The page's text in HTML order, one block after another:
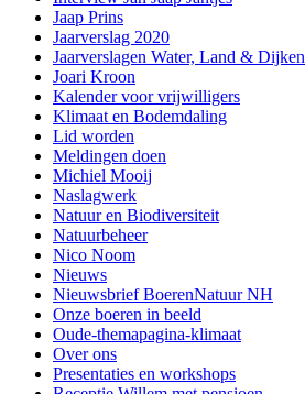
Jaap Prins
Jaarverslag 2020
Jaarverslagen Water, Land & Dijken
Joari Kroon
Kalender voor vrijwilligers
Klimaat en Bodemdaling
Lid worden
Meldingen doen
Michiel Mooij
Naslagwerk
Natuur en Biodiversiteit
Natuurbeheer
Nico Noom
Nieuws
Nieuwsbrief BoerenNatuur NH
Onze boeren in beeld
Oude-themapagina-klimaat
Over ons
Presentaties en workshops